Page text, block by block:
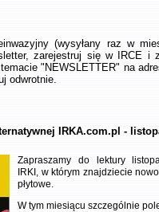
(wysyłany raz w
zarejestruj się w IRCE i
"NEWSLETTER" na
odwrotnie.
IRKA.com.pl -
Zapraszamy do lektury
IRKI, w którym znajdziecie
płytowe.
W tym miesiącu szczególnie